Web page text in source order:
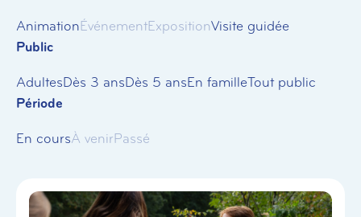
AnimationÉvénementExpositionVisite guidée
Public
AdultesDès 3 ansDès 5 ansEn familleTout public
Période
En coursÀ venirPassé